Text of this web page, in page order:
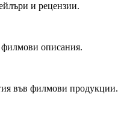
и рецензии.
филмови описания.
във филмови продукции.